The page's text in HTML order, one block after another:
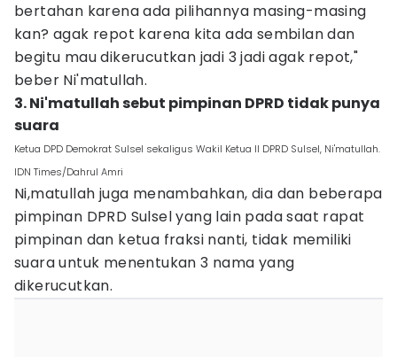
bertahan karena ada pilihannya masing-masing
kan? agak repot karena kita ada sembilan dan
begitu mau dikerucutkan jadi 3 jadi agak repot,"
beber Ni'matullah.
3. Ni'matullah sebut pimpinan DPRD tidak punya
suara
Ketua DPD Demokrat Sulsel sekaligus Wakil Ketua II DPRD Sulsel, Ni'matullah.
IDN Times/Dahrul Amri
Ni,matullah juga menambahkan, dia dan beberapa
pimpinan DPRD Sulsel yang lain pada saat rapat
pimpinan dan ketua fraksi nanti, tidak memiliki
suara untuk menentukan 3 nama yang
dikerucutkan.